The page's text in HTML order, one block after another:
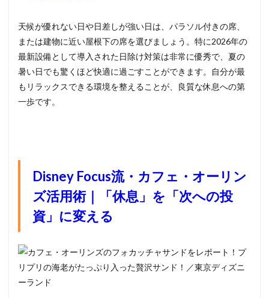
天候が優れない日や日差しが強い日は、パラソル付きの席、
または建物に近い屋根下の席を選びましょう。特に2026年の
最新設備として導入された日除け対策は非常に優秀で、夏の
暑い日でも驚くほど快適に過ごすことができます。自分が最
もリラックスできる環境を整えることが、良質な休息への第
一歩です。
Disney Focus流・カフェ・オーリン
ズ活用術｜「休息」を「次への投
資」に変える